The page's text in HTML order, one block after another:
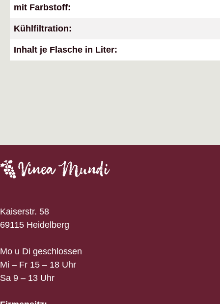
mit Farbstoff:
Kühlfiltration:
Inhalt je Flasche in Liter:
Kaiserstr. 58
69115 Heidelberg
Mo u Di geschlossen
Mi – Fr 15 – 18 Uhr
Sa 9 – 13 Uhr